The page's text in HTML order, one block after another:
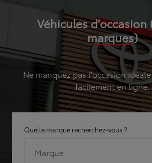
Véhicules d'occasion
marques)
Ne manquez pas l'occasion
facilement en ligne.
Quelle marque recherchez-vous ?
Marque